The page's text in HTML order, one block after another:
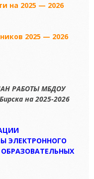
на 2025 — 2026
2025 — 2026
РАБОТЫ МБДОУ
на 2025-2026
ЭЛЕКТРОННОГО